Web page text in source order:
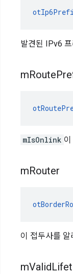
발견된 IPv6
mRoute
mIsOnlink
mRouter
이 접두사를
mValid